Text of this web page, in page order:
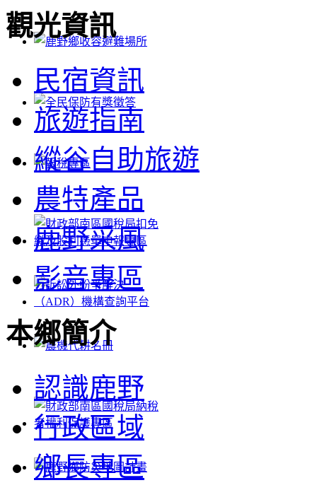
觀光資訊
民宿資訊
旅遊指南
縱谷自助旅遊
農特產品
鹿野采風
影音專區
本鄉簡介
認識鹿野
行政區域
鄉長專區